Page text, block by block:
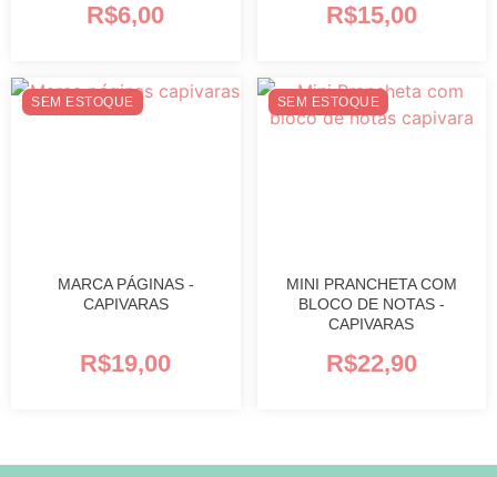
R$6,00 R$15,00
SEM ESTOQUE
MARCA PÁGINAS -
CAPIVARAS
R$19,00
SEM ESTOQUE
MINI PRANCHETA COM
BLOCO DE NOTAS -
CAPIVARAS
R$22,90